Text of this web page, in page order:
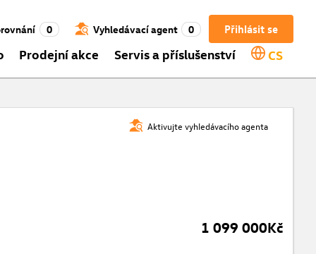
Přihlásit se
0 Vyhledávací agent 0
Prodejní akce Servis a příslušenství CS
Aktivujte vyhledávacího agenta
1 099 000Kč